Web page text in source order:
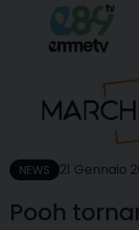
content
NEWS 21 Gennaio
Pooh